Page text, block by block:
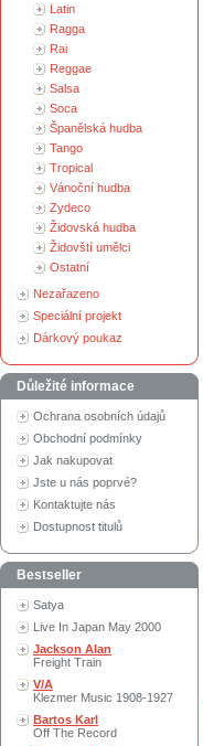
Latin
Ragga
Rai
Reggae
Salsa
Soca
Španělská hudba
Tango
Tropical
Vánoční hudba
Zydeco
Židovská hudba
Židovští umělci
Ostatní
Nezařazeno
Speciální projekt
Dárkový poukaz
Důležité informace
Ochrana osobních údajů
Obchodní podmínky
Jak nakupovat
Jste u nás poprvé?
Kontaktujte nás
Dostupnost titulů
Bestseller
Satya
Live In Japan May 2000
Jackson Alan
Freight Train
V/A
Klezmer Music 1908-1927
Bartos Karl
Off The Record